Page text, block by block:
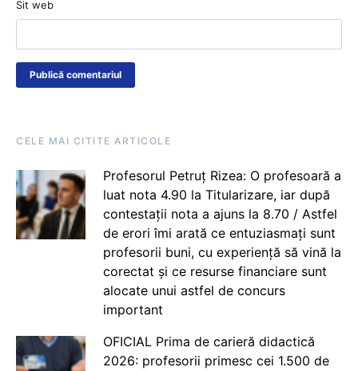
Sit web
CELE MAI CITITE ARTICOLE
Profesorul Petruț Rizea: O profesoară a
luat nota 4.90 la Titularizare, iar după
contestații nota a ajuns la 8.70 / Astfel
de erori îmi arată ce entuziasmați sunt
profesorii buni, cu experiență să vină la
corectat și ce resurse financiare sunt
alocate unui astfel de concurs
important
OFICIAL Prima de carieră didactică
2026: profesorii primesc cei 1.500 de